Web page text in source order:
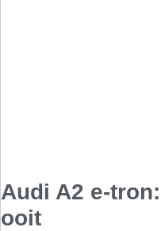
Audi A2 e-
ooit